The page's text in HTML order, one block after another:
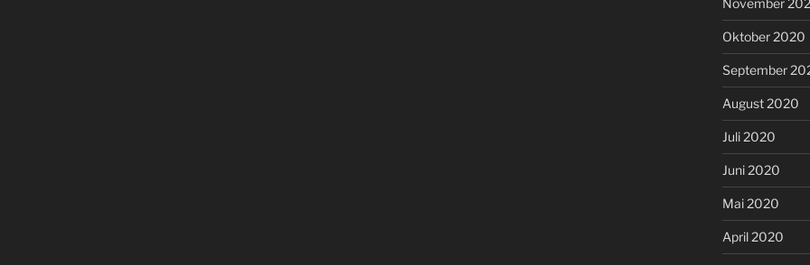
November
Oktober 2020
September
August 2020
Juli 2020
Juni 2020
Mai 2020
April 2020